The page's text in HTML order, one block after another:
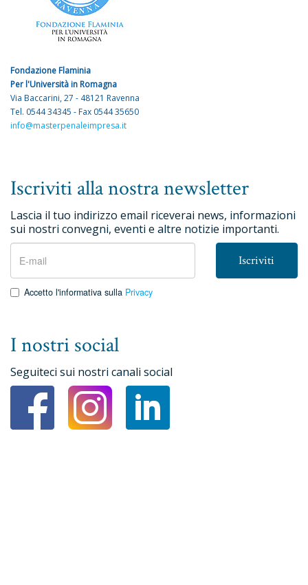
Fondazione Flaminia
Per l'Università in Romagna
Via Baccarini, 27 - 48121 Ravenna
Tel. 0544 34345 - Fax 0544 35650
info@masterpenaleimpresa.it
Iscriviti alla nostra newsletter
Lascia il tuo indirizzo email riceverai news, informazioni
sui nostri convegni, eventi e altre notizie importanti.
Iscriviti
Accetto l'informativa sulla Privacy
I nostri social
Seguiteci sui nostri canali social